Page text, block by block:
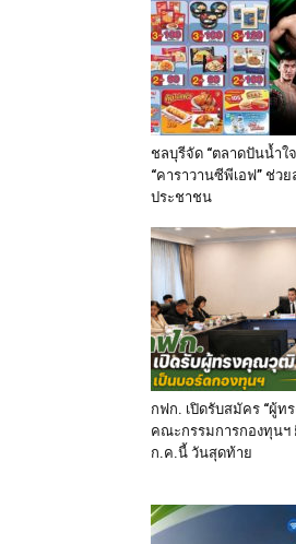
ชลบุรีจัด “ตลาดปันน้ำใ
“คาราวานซีพีเอฟ” ช่ว
ประชาชน
กฟก. เปิดรับสมัคร “ผู้ท
คณะกรรมการกองทุนฯ
ก.ค.นี้ วันสุดท้าย